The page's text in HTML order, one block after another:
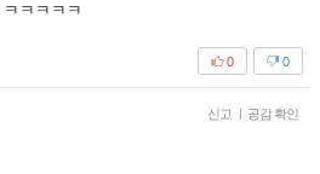
ㅋㅋㅋㅋ
0
0
신고 공감 확인